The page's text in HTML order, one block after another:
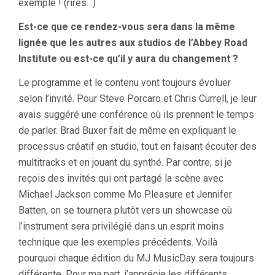
exemple ! (rires…)
Est-ce que ce rendez-vous sera dans la même
lignée que les autres aux studios de l’Abbey Road
Institute ou est-ce qu’il y aura du changement ?
Le programme et le contenu vont toujours évoluer
selon l’invité. Pour Steve Porcaro et Chris Currell, je leur
avais suggéré une conférence où ils prennent le temps
de parler. Brad Buxer fait de même en expliquant le
processus créatif en studio, tout en faisant écouter des
multitracks et en jouant du synthé. Par contre, si je
reçois des invités qui ont partagé la scène avec
Michael Jackson comme Mo Pleasure et Jennifer
Batten, on se tournera plutôt vers un showcase où
l’instrument sera privilégié dans un esprit moins
technique que les exemples précédents. Voilà
pourquoi chaque édition du MJ MusicDay sera toujours